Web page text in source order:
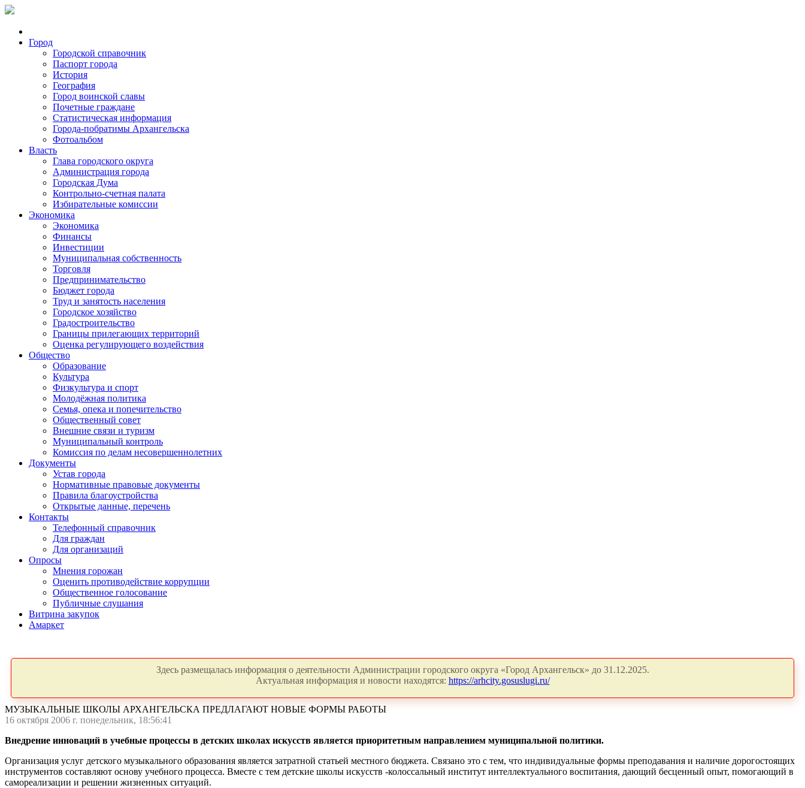
Город
Городской справочник
Паспорт города
История
География
Город воинской славы
Почетные граждане
Статистическая информация
Города-побратимы Архангельска
Фотоальбом
Власть
Глава городского округа
Администрация города
Городская Дума
Контрольно-счетная палата
Избирательные комиссии
Экономика
Экономика
Финансы
Инвестиции
Муниципальная собственность
Торговля
Предпринимательство
Бюджет города
Труд и занятость населения
Городское хозяйство
Градостроительство
Границы прилегающих территорий
Оценка регулирующего воздействия
Общество
Образование
Культура
Физкультура и спорт
Молодёжная политика
Семья, опека и попечительство
Общественный совет
Внешние связи и туризм
Муниципальный контроль
Комиссия по делам несовершеннолетних
Документы
Устав города
Нормативные правовые документы
Правила благоустройства
Открытые данные, перечень
Контакты
Телефонный справочник
Для граждан
Для организаций
Опросы
Мнения горожан
Оценить противодействие коррупции
Общественное голосование
Публичные слушания
Витрина закупок
Амаркет
Здесь размещалась информация о деятельности Администрации городского округа «Город Архангельск» до 31.12.2025.
Актуальная информация и новости находятся: https://arhcity.gosuslugi.ru/
МУЗЫКАЛЬНЫЕ ШКОЛЫ АРХАНГЕЛЬСКА ПРЕДЛАГАЮТ НОВЫЕ ФОРМЫ РАБОТЫ
16 октября 2006 г. понедельник, 18:56:41
Внедрение инноваций в учебные процессы в детских школах искусств является приоритетным направлением муниципальной политики.
Организация услуг детского музыкального образования является затратной статьей местного бюджета. Связано это с тем, что индивидуальные формы преподавания и наличие дорогостоящих
инструментов составляют основу учебного процесса. Вместе с тем детские школы искусств -колоссальный институт интеллектуального воспитания, дающий бесценный опыт, помогающий в
самореализации и решении жизненных ситуаций.